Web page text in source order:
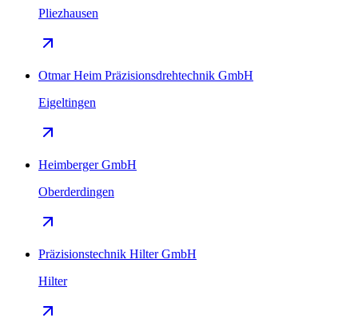
Pliezhausen
Otmar Heim Präzisionsdrehtechnik GmbH
Eigeltingen
Heimberger GmbH
Oberderdingen
Präzisionstechnik Hilter GmbH
Hilter